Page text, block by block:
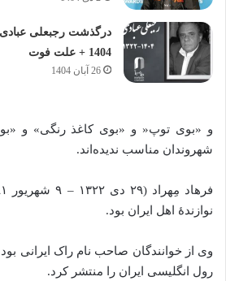
1404 + علت فوت
26 آبان 1404
و «بوی توپ« و «بوی کاغذ رنگی» و
شهروندان مناسب ندیده‌اند.
نوازندهٔ اهل ایران بود.
وی از خوانندگان صاحب نام راک ایرانی
رول انگلیسی ایران را منتشر کرد.